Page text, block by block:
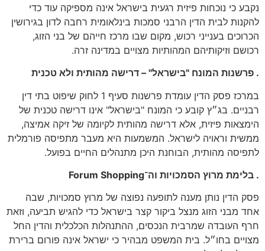
נקבע כי נוכחות פיזית רגעית בישראל אינה מספיקה עוד כדי
להקנות לבית הדין הרבני סמכות בינלאומית רחבה לדון בגירושין
הכרוכים בענייני רכוש, מקום שבו מרכז חייהם של בני הזוג,
רכושם וזיקותיהם המהותיות מצויים במדינה זרה.
. פרשנות המונח "בישראל" – דרישה מהותית ולא טכנית
במרכז פסק הדין עומדת פרשנות סעיף 1 לחוק שיפוט בתי דין
רבניים. בג״ץ קובע כי המונח "בישראל" אינו דרישה טכנית של
הימצאות פיזית, אלא דרישה מהותית לקיומה של זיקה אמיצה,
ממשית וראויה לישראל. המשמעות היא מעבר מתפיסה פורמלית
לתפיסה מהותית, הבוחנת היכן מתנהלים החיים בפועל.
. בלימת מרוץ הסמכויות וה־Forum Shopping
פסק הדין נותן מענה לתופעה נפוצה של מרוץ סמכויות, שבה
אחד מבני הזוג מנצל ביקור קצר בישראל כדי להגיש תביעה, וזאת
חרף העובדה שמרבית הנכסים, ההתנהלות הכלכלית והדין החל
מצויים בחו״ל. בית המשפט מבהיר כי ישראל אינה פורום ברירת